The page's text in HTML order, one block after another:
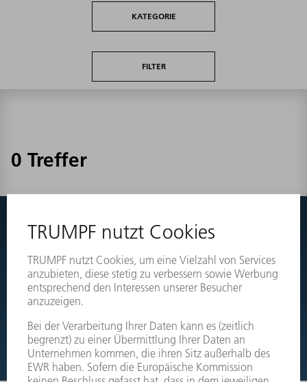
KATEGORIE
FILTER
0 Treffer
Nichts gefunden?
Wechseln Sie einfach zu den Explosionszeichnungen Ihrer
Maschinen und bestellen Sie das benötigte Teil direkt.
EXPLOSIONSZEICHNUNGEN